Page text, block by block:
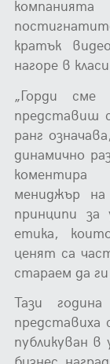
кратък
нагоре в
„Горди
представиш
ранг
динамично
коментира
мениджър
принципи за
етика,
ценят са
стараем да
Тази
представиха
публикуван